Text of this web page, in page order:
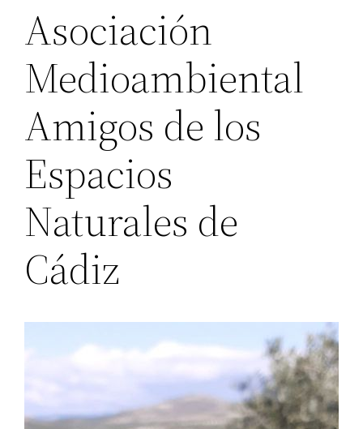
Asociación
Medioambiental
Amigos de los
Espacios
Naturales de
Cádiz